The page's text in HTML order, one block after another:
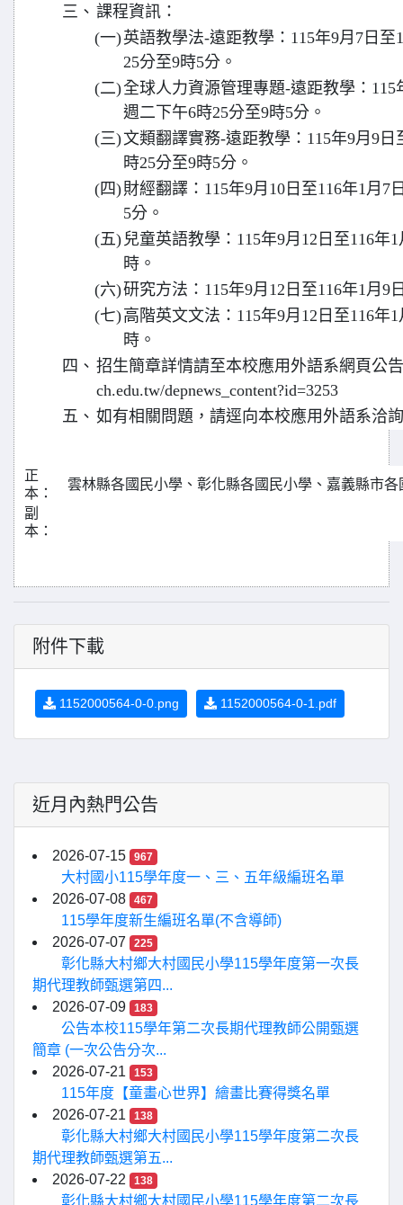
三、 課程資訊：
(一)英語教學法-遠距教學：115年9月7日至
25分至9時5分。
(二)全球人力資源管理專題-遠距教學：115
週二下午6時25分至9時5分。
(三)文類翻譯實務-遠距教學：115年9月9日
時25分至9時5分。
(四)財經翻譯：115年9月10日至116年1月7
5分。
(五) 兒童英語教學：115年9月12日至116年
時。
(六)研究方法：115年9月12日至116年1月9
(七)高階英文文法：115年9月12日至116年
時。
四、 招生簡章詳情請至本校應用外語系網頁公
ch.edu.tw/depnews_content?id=3253
五、 如有相關問題，請逕向本校應用外語系洽
正
本：
雲林縣各國民小學、彰化縣各國民小學、嘉義縣市
副
本：
附件下載
1152000564-0-0.png 1152000564-0-1.pdf
近月內熱門公告
2026-07-15 967
大村國小115學年度一、三、五年級編班名單
2026-07-08
467
115學年度新生編班名單(不含導師)
2026-07-07
225
彰化縣大村鄉大村國民小學115學年度第一次長
期代理教師甄選第四...
2026-07-09
183
公告本校115學年第二次長期代理教師公開甄選
簡章 (一次公告分次...
2026-07-21
153
115年度【童畫心世界】繪畫比賽得獎名單
2026-07-21
138
彰化縣大村鄉大村國民小學115學年度第二次長
期代理教師甄選第五...
2026-07-22
138
彰化縣大村鄉大村國民小學115學年度第二次長